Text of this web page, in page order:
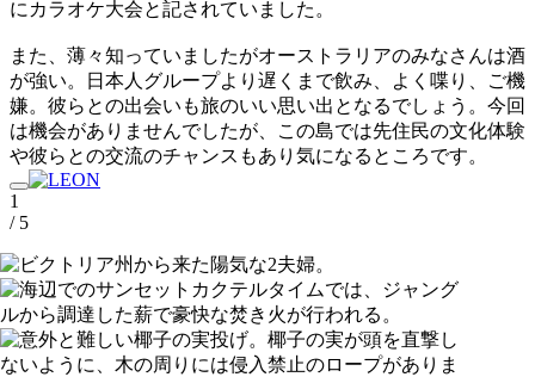
にカラオケ大会と記されていました。
また、薄々知っていましたがオーストラリアのみなさんは酒
が強い。日本人グループより遅くまで飲み、よく喋り、ご機
嫌。彼らとの出会いも旅のいい思い出となるでしょう。今回
は機会がありませんでしたが、この島では先住民の文化体験
や彼らとの交流のチャンスもあり気になるところです。
1
/ 5